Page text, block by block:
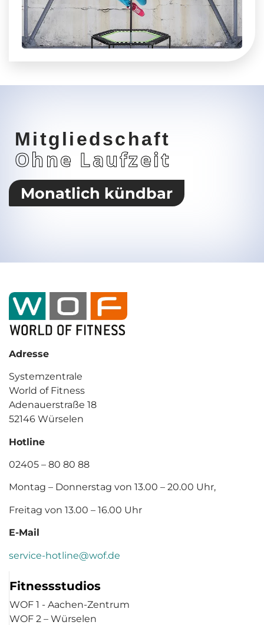
Mitgliedschaft
Ohne Laufzeit
Monatlich kündbar
Adresse
Systemzentrale
World of Fitness
Adenauerstraße 18
52146 Würselen
Hotline
02405 – 80 80 88
Montag – Donnerstag von 13.00 – 20.00 Uhr,
Freitag von 13.00 – 16.00 Uhr
E-Mail
service-hotline@wof.de
Fitnessstudios
WOF 1 - Aachen-Zentrum
WOF 2 – Würselen